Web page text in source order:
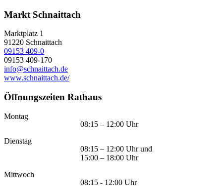
Markt Schnaittach
Marktplatz 1
91220 Schnaittach
09153 409-0
09153 409-170
info@schnaittach.de
www.schnaittach.de/
Öffnungszeiten Rathaus
Montag
08:15 – 12:00 Uhr
Dienstag
08:15 – 12:00 Uhr und
15:00 – 18:00 Uhr
Mittwoch
08:15 - 12:00 Uhr